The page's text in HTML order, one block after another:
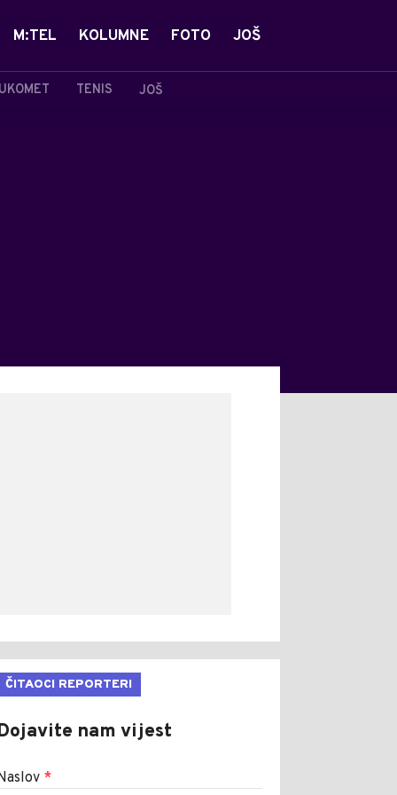
TENIS JOŠ
M:TEL KOLUMNE FOTO JOŠ
ČITAOCI REPORTERI
nam vijest
*